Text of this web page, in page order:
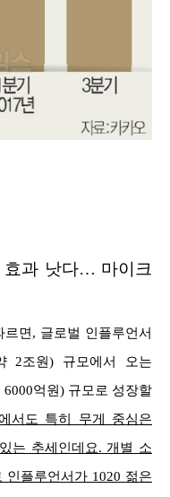
효과 낫다… 마이크
면, 글로벌 인플루언서
2조원) 규모에서 오는
억원) 규모로 성장할
서도 특히 무게 중심은
는 추세인데요. 개별 소
플루언서가 1020 젊은